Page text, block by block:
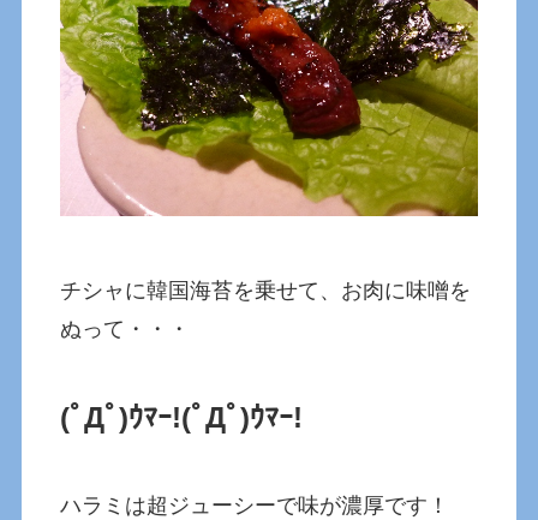
チシャに韓国海苔を乗せて、お肉に味噌を
ぬって・・・
(ﾟДﾟ)ｳﾏｰ!(ﾟДﾟ)ｳﾏｰ!
ハラミは超ジューシーで味が濃厚です！